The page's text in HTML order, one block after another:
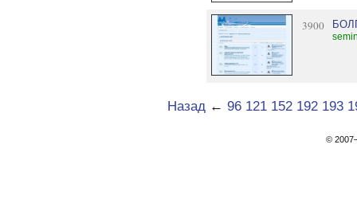
3900
Назад← 96 121 152 192 193
©